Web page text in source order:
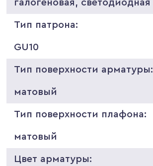
галогеновая, светодиодная
Тип патрона:
GU10
Тип поверхности арматуры:
матовый
Тип поверхности плафона:
матовый
Цвет арматуры: